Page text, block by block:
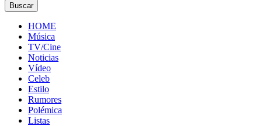
Buscar
HOME
Música
TV/Cine
Noticias
Vídeo
Celeb
Estilo
Rumores
Polémica
Listas